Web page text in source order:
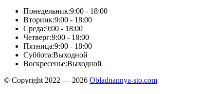
Понедельник:9:00 - 18:00
Вторник:9:00 - 18:00
Среда:9:00 - 18:00
Четверг:9:00 - 18:00
Пятница:9:00 - 18:00
Суббота:Выходной
Воскресенье:Выходной
© Copyright 2022 — 2026 Obladnannya-sto.com